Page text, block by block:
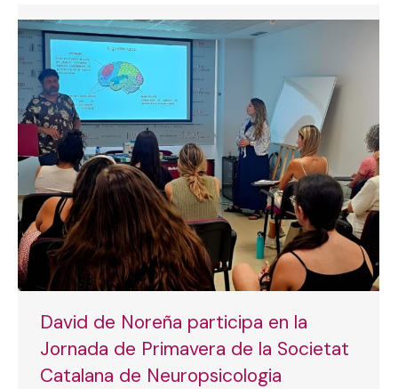
David de Noreña participa en la
Jornada de Primavera de la Societat
Catalana de Neuropsicologia